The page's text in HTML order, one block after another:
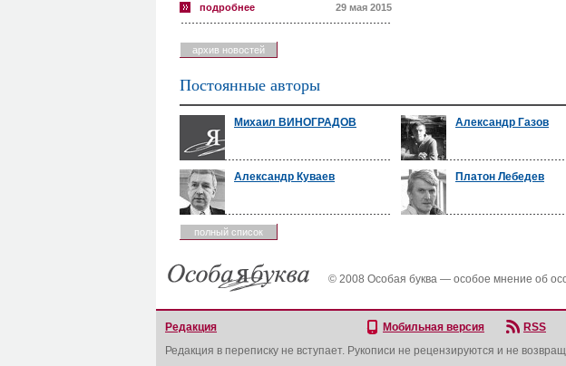
подробнее 29 мая 2015
архив новостей
Постоянные авторы
Михаил ВИНОГРАДОВ Александр Газов
Александр Куваев Платон Лебедев
полный список
© 2008 Особая буква — особое мнение об
Редакция Мобильная версия RSS
Редакция в переписку не вступает. Рукописи не рецензируются и не